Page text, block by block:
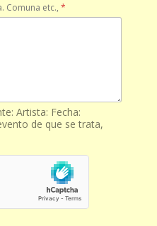
Comuna etc., *
Artista: Fecha:
de que se trata,